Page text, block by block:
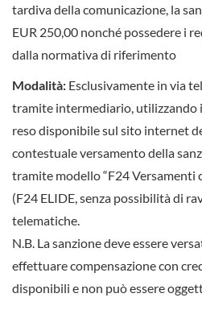
tardiva della comunicazione, la
EUR 250,00 nonché possedere i
dalla normativa di riferimento
Modalità: Esclusivamente in via
tramite intermediario,
reso disponibile sul sito internet
contestuale versamento della
tramite modello “F24 Versamenti
(F24 ELIDE, senza possibilità di
telematiche.
N.B. La sanzione deve essere
effettuare compensazione con
disponibili e non può essere